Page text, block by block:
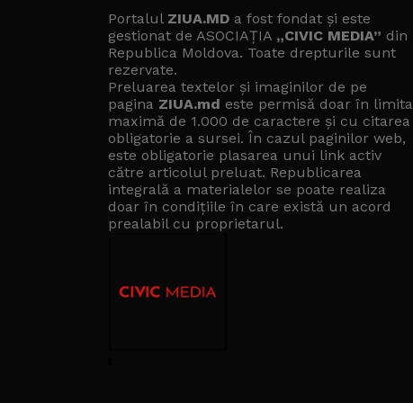
Portalul ZIUA.MD a fost fondat și este
gestionat de ASOCIAȚIA „CIVIC MEDIA” din
Republica Moldova. Toate drepturile sunt
rezervate.
Preluarea textelor și imaginilor de pe
pagina ZIUA.md este permisă doar în limita
maximă de 1.000 de caractere și cu citarea
obligatorie a sursei. În cazul paginilor web,
este obligatorie plasarea unui link activ
către articolul preluat. Republicarea
integrală a materialelor se poate realiza
doar în condițiile în care există un acord
prealabil cu proprietarul.